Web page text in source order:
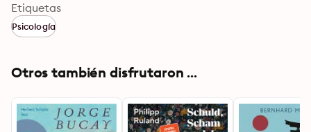
von Murphys Philosophie, seine eindringlichen Worte
und seine Lebensklugheit machen dieses Hörbuch zu
einem zeitlosen Klassiker.
Etiquetas
Psicología
Otros también disfrutaron ...